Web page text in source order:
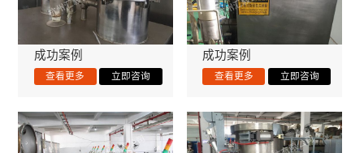
成功案例 成功案例